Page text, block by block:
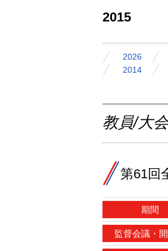
2015
2026
2014
教員/大
第61回
期間
監督会議・